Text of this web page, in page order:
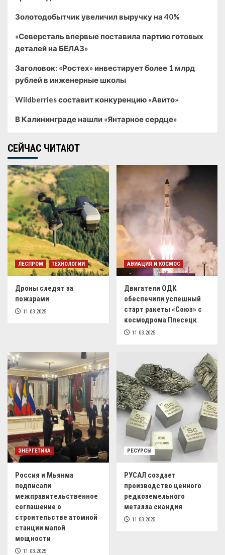
Золотодобытчик увеличил выручку на 40%
«Северсталь впервые поставила партию готовых
деталей на БЕЛАЗ»
Заголовок: «Ростех» инвестирует более 1 млрд
рублей в инженерные школы
Wildberries составит конкуренцию «Авито»
В Калининграде нашли «Янтарное сердце»
СЕЙЧАС ЧИТАЮТ
ЛЕСПРОМ ТЕХНОЛОГИИ
Дроны следят за
пожарами
11.03.2025
АВИАЦИЯ И КОСМОС
Двигатели ОДК
обеспечили успешный
старт ракеты «Союз» с
космодрома Плесецк
11.03.2025
ЭНЕРГЕТИКА
Россия и Мьянма
подписали
межправительственное
соглашение о
строительстве атомной
станции малой
мощности
11.03.2025
РЕСУРСЫ
РУСАЛ создает
производство ценного
редкоземельного
металла скандия
11.03.2025